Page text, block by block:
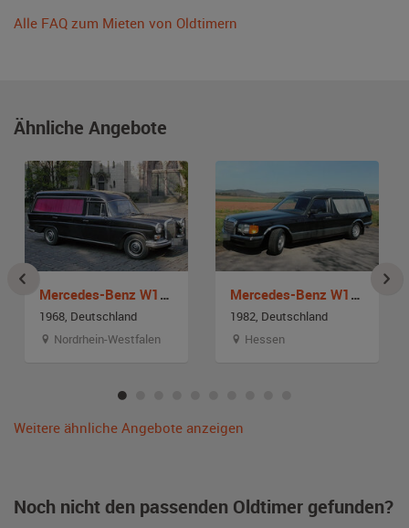
Alle FAQ zum Mieten von Oldtimern
Ähnliche Angebote
Mercedes-Benz W110 200D Leichenwagen
1968, Deutschland
Nordrhein-Westfalen
Mercedes-Benz W126 SEL 280 Bestattungswagen
1982, Deutschland
Hessen
Weitere ähnliche Angebote anzeigen
Noch nicht den passenden Oldtimer gefunden?